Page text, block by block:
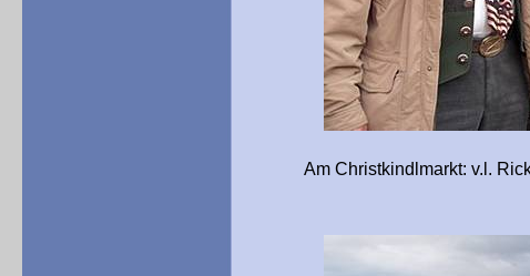
Am Christkindlmarkt: v.l. Rick